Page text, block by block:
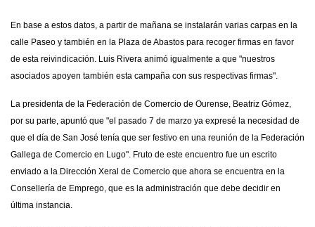
En base a estos datos, a partir de mañana se instalarán varias carpas en la
calle Paseo y también en la Plaza de Abastos para recoger firmas en favor
de esta reivindicación. Luis Rivera animó igualmente a que "nuestros
asociados apoyen también esta campaña con sus respectivas firmas".
La presidenta de la Federación de Comercio de Ourense, Beatriz Gómez,
por su parte, apuntó que "el pasado 7 de marzo ya expresé la necesidad de
que el día de San José tenía que ser festivo en una reunión de la Federación
Gallega de Comercio en Lugo". Fruto de este encuentro fue un escrito
enviado a la Dirección Xeral de Comercio que ahora se encuentra en la
Consellería de Emprego, que es la administración que debe decidir en
última instancia.